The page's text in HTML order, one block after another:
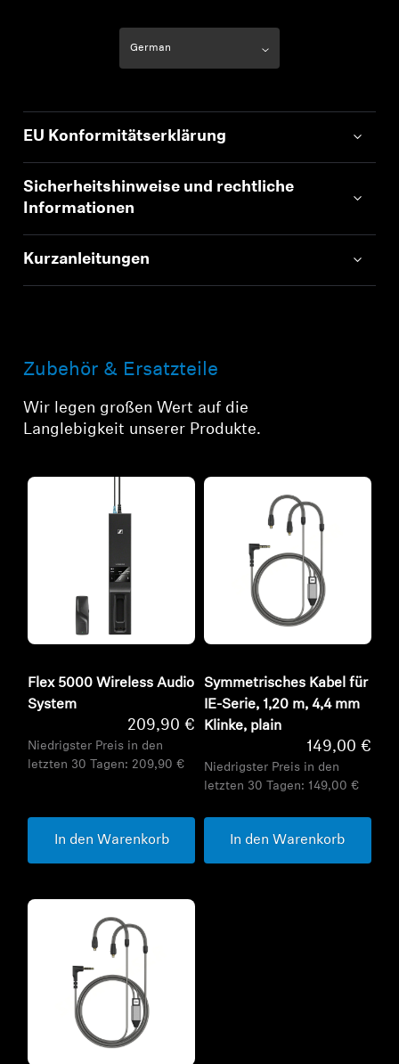
EU Konformitätserklärung
Sicherheitshinweise und rechtliche
Informationen
Kurzanleitungen
Zubehör & Ersatzteile
Wir legen großen Wert auf die
Langlebigkeit unserer Produkte.
Flex 5000 Wireless Audio
System
209,90 €
Niedrigster Preis in den
letzten 30 Tagen: 209,90 €
In den Warenkorb
Symmetrisches Kabel für
IE-Serie, 1,20 m, 4,4 mm
Klinke, plain
149,00 €
Niedrigster Preis in den
letzten 30 Tagen: 149,00 €
In den Warenkorb